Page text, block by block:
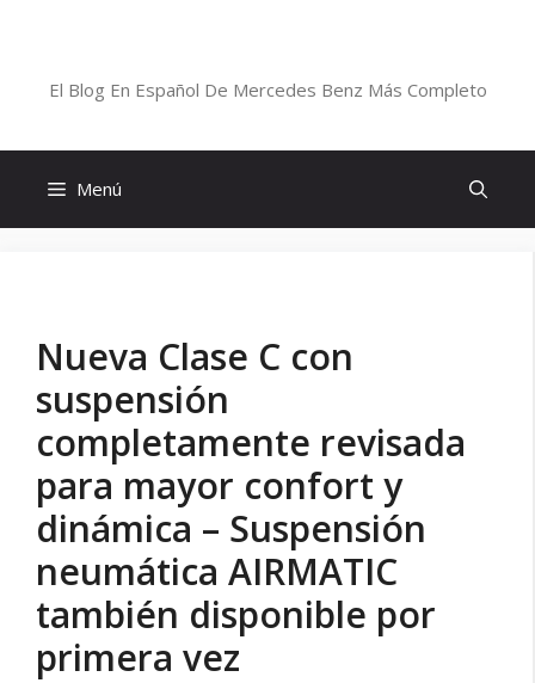
El Blog En Español De Mercedes Benz Más Completo
Menú
Nueva Clase C con
suspensión
completamente revisada
para mayor confort y
dinámica – Suspensión
neumática AIRMATIC
también disponible por
primera vez